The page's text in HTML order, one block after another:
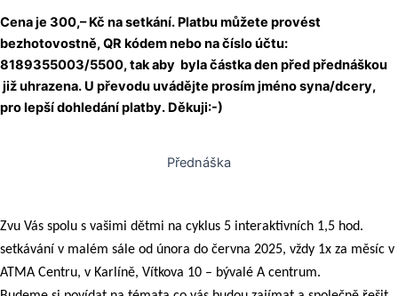
Cena je 300,– Kč na setkání. Platbu můžete provést
bezhotovostně, QR kódem nebo na číslo účtu:
8189355003/5500, tak aby byla částka den před přednáškou
již uhrazena. U převodu uvádějte prosím jméno syna/dcery,
pro lepší dohledání platby. Děkuji:-)
Přednáška
Zvu Vás spolu s vašimi dětmi na cyklus 5 interaktivních 1,5 hod.
setkávání v malém sále od února do června 2025, vždy 1x za měsíc v
ATMA Centru, v Karlíně, Vítkova 10 – bývalé A centrum.